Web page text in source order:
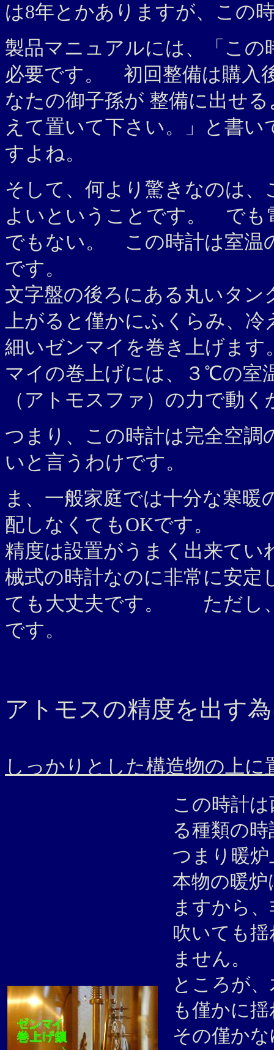
は8年とかありますが、この
製品マニュアルには、「この
必要です。 初回整備は購入
なたの御子孫が 整備に出せ
えて置いて下さい。」と書
すよね。
そして、何より驚きなのは
よいということです。 でも
でもない。 この時計は室温
です。
文字盤の後ろにある丸いタ
上がると僅かにふくらみ、
細いゼンマイを巻き上げま
マイの巻上げには、３℃の
（アトモスファ）の力で動
つまり、この時計は完全空
いと言うわけです。
ま、一般家庭では十分な寒
配しなくてもOKです。
精度は設置がうまく出来て
械式の時計なのに非常に安定
ても大丈夫です。 ただし
です。
アトモスの精度を出す
しっかりとした構造物の上
この時計
る種類の
つまり暖
本物の暖
ますから
吹いても
ません。
ところが
も僅かに
その僅か